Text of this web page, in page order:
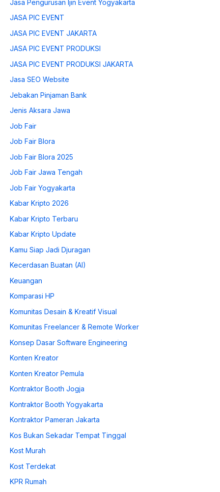
Jasa Pengurusan Ijin Event Yogyakarta
JASA PIC EVENT
JASA PIC EVENT JAKARTA
JASA PIC EVENT PRODUKSI
JASA PIC EVENT PRODUKSI JAKARTA
Jasa SEO Website
Jebakan Pinjaman Bank
Jenis Aksara Jawa
Job Fair
Job Fair Blora
Job Fair Blora 2025
Job Fair Jawa Tengah
Job Fair Yogyakarta
Kabar Kripto 2026
Kabar Kripto Terbaru
Kabar Kripto Update
Kamu Siap Jadi Djuragan
Kecerdasan Buatan (AI)
Keuangan
Komparasi HP
Komunitas Desain & Kreatif Visual
Komunitas Freelancer & Remote Worker
Konsep Dasar Software Engineering
Konten Kreator
Konten Kreator Pemula
Kontraktor Booth Jogja
Kontraktor Booth Yogyakarta
Kontraktor Pameran Jakarta
Kos Bukan Sekadar Tempat Tinggal
Kost Murah
Kost Terdekat
KPR Rumah